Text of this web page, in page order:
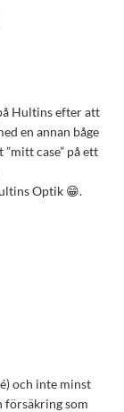
Hultins efter att
en annan båge
case” på ett
Optik 😁.
och inte minst
försäkring som